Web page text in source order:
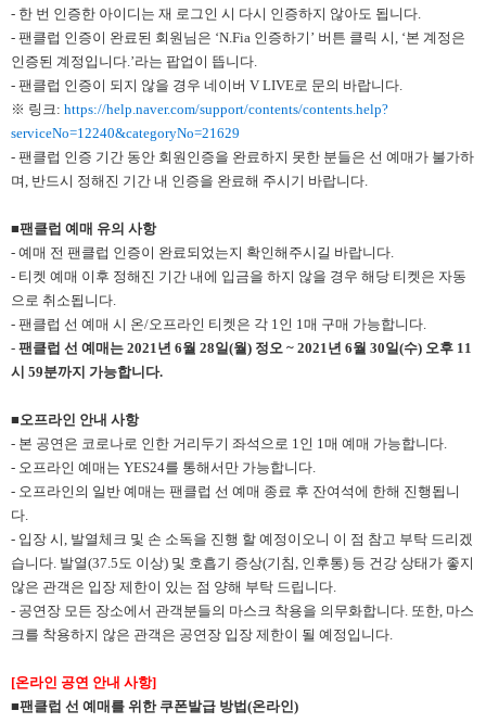
- 한 번 인증한 아이디는 재 로그인 시 다시 인증하지 않아도 됩니다.
- 팬클럽 인증이 완료된 회원님은 ‘N.Fia 인증하기’ 버튼 클릭 시, ‘본 계정은
인증된 계정입니다.’라는 팝업이 뜹니다.
- 팬클럽 인증이 되지 않을 경우 네이버 V LIVE로 문의 바랍니다.
※ 링크: https://help.naver.com/support/contents/contents.help?
serviceNo=12240&categoryNo=21629
- 팬클럽 인증 기간 동안 회원인증을 완료하지 못한 분들은 선 예매가 불가하
며, 반드시 정해진 기간 내 인증을 완료해 주시기 바랍니다.
■팬클럽 예매 유의 사항
- 예매 전 팬클럽 인증이 완료되었는지 확인해주시길 바랍니다.
- 티켓 예매 이후 정해진 기간 내에 입금을 하지 않을 경우 해당 티켓은 자동
으로 취소됩니다.
- 팬클럽 선 예매 시 온/오프라인 티켓은 각 1인 1매 구매 가능합니다.
- 팬클럽 선 예매는 2021년 6월 28일(월) 정오 ~ 2021년 6월 30일(수) 오후 11
시 59분까지 가능합니다.
■오프라인 안내 사항
- 본 공연은 코로나로 인한 거리두기 좌석으로 1인 1매 예매 가능합니다.
- 오프라인 예매는 YES24를 통해서만 가능합니다.
- 오프라인의 일반 예매는 팬클럽 선 예매 종료 후 잔여석에 한해 진행됩니
다.
- 입장 시, 발열체크 및 손 소독을 진행 할 예정이오니 이 점 참고 부탁 드리겠
습니다. 발열(37.5도 이상) 및 호흡기 증상(기침, 인후통) 등 건강 상태가 좋지
않은 관객은 입장 제한이 있는 점 양해 부탁 드립니다.
- 공연장 모든 장소에서 관객분들의 마스크 착용을 의무화합니다. 또한, 마스
크를 착용하지 않은 관객은 공연장 입장 제한이 될 예정입니다.
[온라인 공연 안내 사항]
■팬클럽 선 예매를 위한 쿠폰발급 방법(온라인)